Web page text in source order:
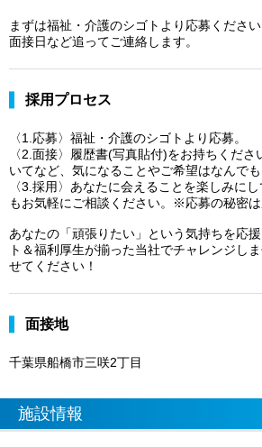
まずは福祉・介護のシゴトより応募ください
面接日など追ってご連絡します。
採用プロセス
〈1.応募〉福祉・介護のシゴトより応募。
〈2.面接〉履歴書(写真貼付)をお持ちくだ
いてなど、気になることやご希望はなんでも
〈3.採用〉あなたに会えることを楽しみに
もお気軽にご相談ください。※応募の秘密は
あなたの「頑張りたい」という気持ちを応
ト＆福利厚生が揃った当社でチャレンジし
せてください！
面接地
千葉県船橋市三咲2丁目
施設情報